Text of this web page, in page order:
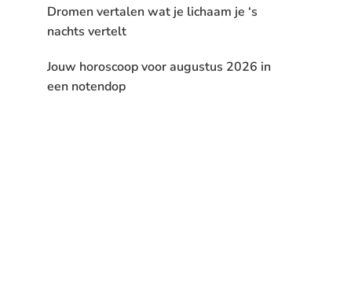
Dromen vertalen wat je lichaam je ‘s
nachts vertelt
Jouw horoscoop voor augustus 2026 in
een notendop